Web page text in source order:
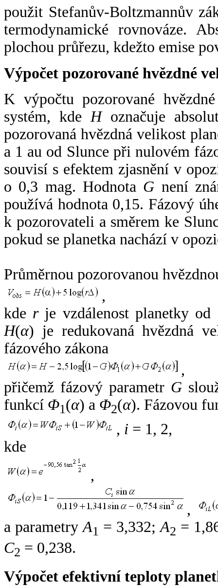
použit Stefanův-Boltzmannův
termodynamické rovnováze.
plochou průřezu, kdežto emise
Výpočet pozorované hvězdné
K výpočtu pozorované
systém, kde Hoznačuje
pozorovaná hvězdná velikost
a 1 au od Slunce při nulovém
souvisí s efektem zjasnění v
o 0,3 mag. Hodnota G není
používá hodnota 0,15. Fázový
k pozorovateli a směrem ke
pokud se planetka nachází v
Průměrnou pozorovanou
,
kde rje vzdálenost planetky od
H(α) je redukovaná hvězdná
fázového zákona
,
přičemž fázový parametr G
funkcí Φ1(α) a Φ2(α). Fázovou
, i = 1, 2,
kde
,
,
a parametryA1 = 3,332;A2 =
C2 = 0,238.
Výpočet efektivní teploty